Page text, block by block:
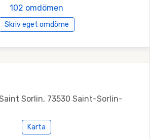
102 omdömen
Skriv eget omdöme
Sorlin, 73530 Saint-Sorlin-
Karta